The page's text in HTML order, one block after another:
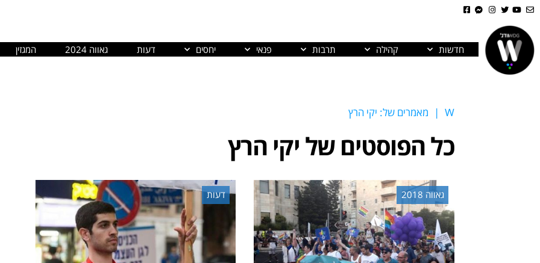
חדשות קהילה תרבות פנאי יחסים דעות גאווה 2024 המגזין
W
| מאמרים של: יקי הרץ
כל הפוסטים של יקי הרץ
גאווה 2018 דעות